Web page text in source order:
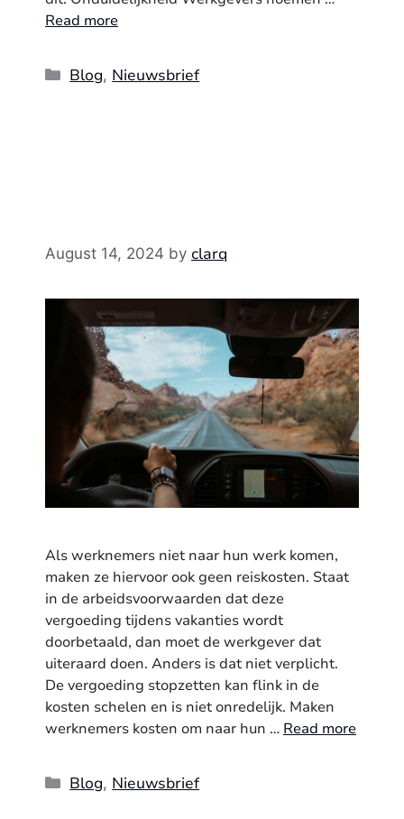
Read more
Categories
Blog, Nieuwsbrief
August 14, 2024 by clarq
Als werknemers niet naar hun werk komen,
maken ze hiervoor ook geen reiskosten. Staat
in de arbeidsvoorwaarden dat deze
vergoeding tijdens vakanties wordt
doorbetaald, dan moet de werkgever dat
uiteraard doen. Anders is dat niet verplicht.
De vergoeding stopzetten kan flink in de
kosten schelen en is niet onredelijk. Maken
werknemers kosten om naar hun … Read more
Categories
Blog, Nieuwsbrief